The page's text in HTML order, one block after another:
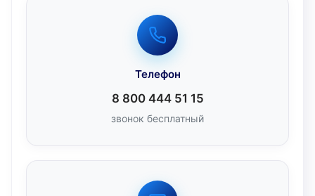
Телефон
8 800 444 51 15
звонок бесплатный